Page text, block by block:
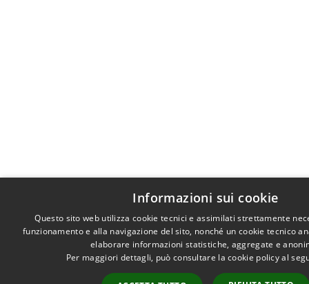
Informazioni sui cookie
Questo sito web utilizza cookie tecnici e assimilati strettamente
funzionamento e alla navigazione del sito, nonché un cookie tecnico
elaborare informazioni statistiche, aggregate e
Per maggiori dettagli, può consultare la cookie policy al